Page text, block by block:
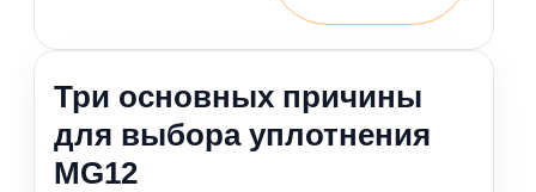
Три основных причины
для выбора уплотнения
MG12